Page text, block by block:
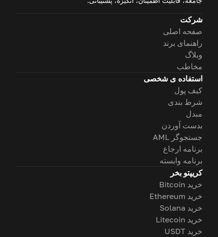
شرکت
صفحه اصلی
راهنمای برند
وبلاگ
مخاطب
استفاده ی شخصی
کیف پول
شرط بندی
مبدل
بدست آوردن
جستجوگر AML
برنامه ارجاع
برنامه وابسته
کریپتو بخر
خرید Bitcoin
خرید Ethereum
خرید Solana
خرید Litecoin
خرید USDT